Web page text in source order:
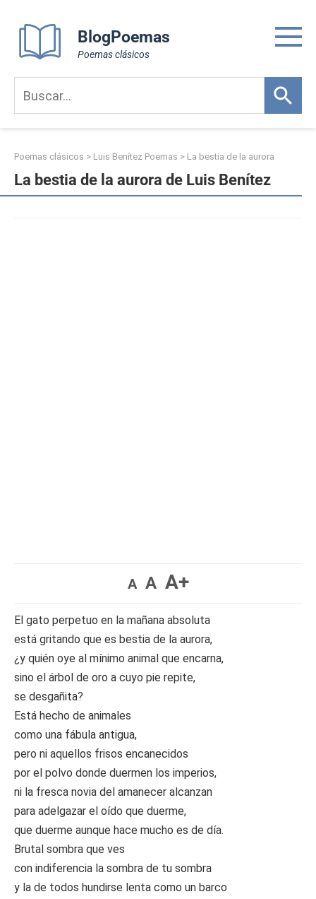
content
BlogPoemas
Poemas clásicos
Poemas clásicos > Luis Benítez Poemas > La bestia de la aurora
La bestia de la aurora de Luis Benítez
A A A+
El gato perpetuo en la mañana absoluta
está gritando que es bestia de la aurora,
¿y quién oye al mínimo animal que encarna,
sino el árbol de oro a cuyo pie repite,
se desgañita?
Está hecho de animales
como una fábula antigua,
pero ni aquellos frisos encanecidos
por el polvo donde duermen los imperios,
ni la fresca novia del amanecer alcanzan
para adelgazar el oído que duerme,
que duerme aunque hace mucho es de día.
Brutal sombra que ves
con indiferencia la sombra de tu sombra
y la de todos hundirse lenta como un barco